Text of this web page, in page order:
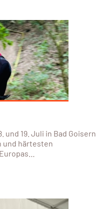
und 19. Juli in Bad Goisern
und härtesten